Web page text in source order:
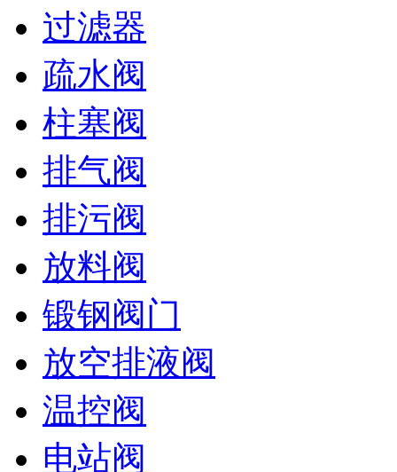
过滤器
疏水阀
柱塞阀
排气阀
排污阀
放料阀
锻钢阀门
放空排液阀
温控阀
电站阀